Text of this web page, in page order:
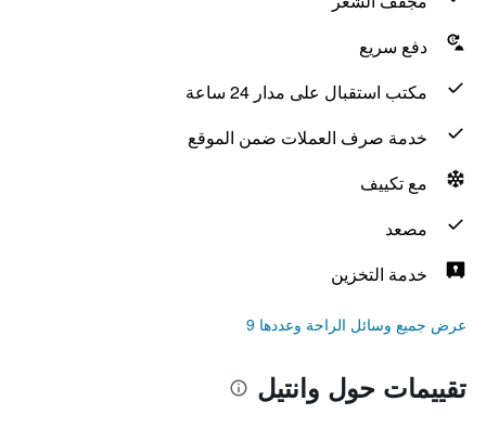
دفع سريع
مكتب استقبال على مدار 24 ساعة
خدمة صرف العملات ضمن الموقع
مع تكييف
مصعد
خدمة التخزين
عرض جميع وسائل الراحة وعددها 9
تقييمات حول وانتيل